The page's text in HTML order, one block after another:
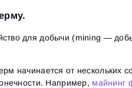
для добычи (mining —
начинается от нескольких
Например, майнинг